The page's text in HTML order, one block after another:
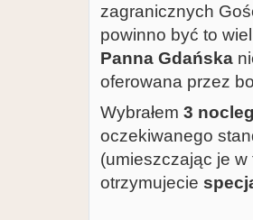
zagranicznych
powinno być to
Panna Gdańska
oferowana przez
Wybrałem 3
oczekiwanego
(umieszczając je
otrzymujecie